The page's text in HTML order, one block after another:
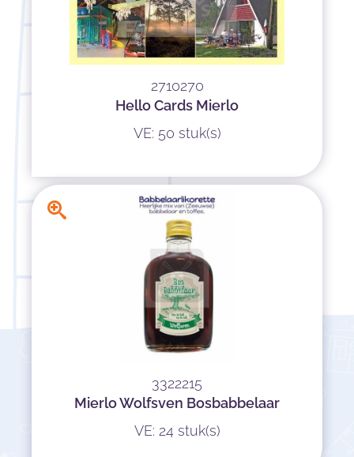
2710270
Hello Cards Mierlo
VE: 50 stuk(s)
3322215
Mierlo Wolfsven Bosbabbelaar
VE: 24 stuk(s)